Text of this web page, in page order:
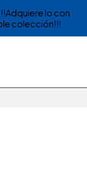
!!Adquiere lo con
colección!!!